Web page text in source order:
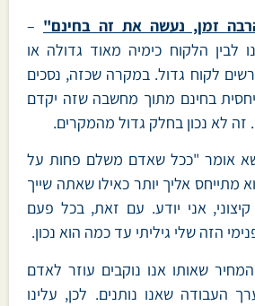
זמן, נעשה את זה בחינם" –
לבין הלקוח כימיה מאוד גדולה או
לקוח גדול. במקרה שכזה, נסכים
בחינם מתוך מחשבה שזה יקדם
לא נכון בחלק גדול מהמקרים.
אומר "ככל שאדם משלם פחות על
מתייחס אליך יותר כאילו שאתה שייך
אני יודע. עם זאת, בכל פעם
הזה שלי גיליתי עד כמה הוא נכון.
שאותו אנו נוקבים עוזר לאדם
העבודה שאנו נותנים. לכן, עלינו